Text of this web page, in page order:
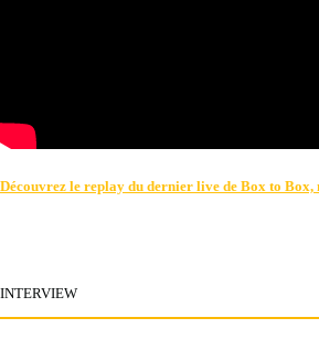
Découvrez le replay du dernier live de Box to
INTERVIEW